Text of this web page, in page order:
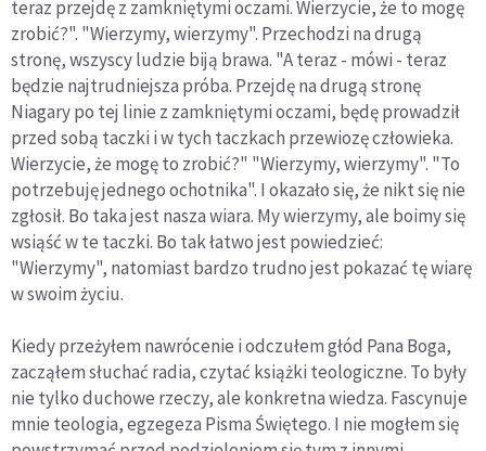
teraz przejdę z zamkniętymi oczami. Wierzycie, że to mogę
zrobić?". "Wierzymy, wierzymy". Przechodzi na drugą
stronę, wszyscy ludzie biją brawa. "A teraz - mówi - teraz
będzie najtrudniejsza próba. Przejdę na drugą stronę
Niagary po tej linie z zamkniętymi oczami, będę prowadził
przed sobą taczki i w tych taczkach przewiozę człowieka.
Wierzycie, że mogę to zrobić?" "Wierzymy, wierzymy". "To
potrzebuję jednego ochotnika". I okazało się, że nikt się nie
zgłosił. Bo taka jest nasza wiara. My wierzymy, ale boimy się
wsiąść w te taczki. Bo tak łatwo jest powiedzieć:
"Wierzymy", natomiast bardzo trudno jest pokazać tę wiarę
w swoim życiu.
Kiedy przeżyłem nawrócenie i odczułem głód Pana Boga,
zacząłem słuchać radia, czytać książki teologiczne. To były
nie tylko duchowe rzeczy, ale konkretna wiedza. Fascynuje
mnie teologia, egzegeza Pisma Świętego. I nie mogłem się